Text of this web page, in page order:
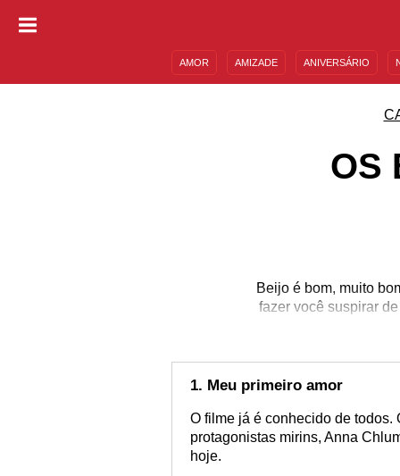
AMOR AMIZADE ANIVERSÁRIO
OS
Beijo é bom, muito
fazer você suspirar
gostoso
1. Meu primeiro amor
O filme já é conhecido de todos.
protagonistas mirins, Anna
hoje.